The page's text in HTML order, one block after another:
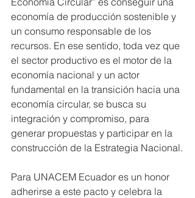
economía de producción sostenible y
un consumo responsable de los
recursos. En ese sentido, toda vez que
el sector productivo es el motor de la
economía nacional y un actor
fundamental en la transición hacia una
economía circular, se busca su
integración y compromiso, para
generar propuestas y participar en la
construcción de la Estrategia Nacional.
Para UNACEM Ecuador es un honor
adherirse a este pacto y celebra la